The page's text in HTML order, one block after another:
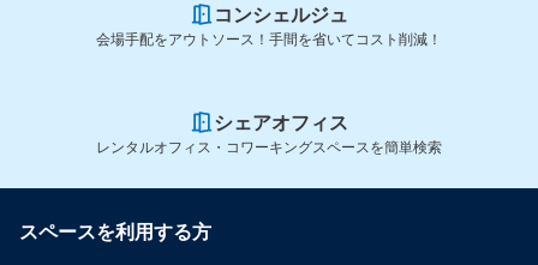
コンシェルジュ
会場手配をアウトソース！手間を省いてコスト削減！
シェアオフィス
レンタルオフィス・コワーキングスペースを簡単検索
スペースを利用する方